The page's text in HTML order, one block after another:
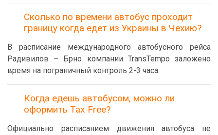
Сколько по времени автобус проходит
границу когда едет из Украины в Чехию?
В расписание международного автобусного рейса
Радивилов – Брно компании TransTempo заложено
время на пограничный контроль 2-3 часа.
Когда едешь автобусом, можно ли
оформить Tax Free?
Официально расписанием движения автобуса не